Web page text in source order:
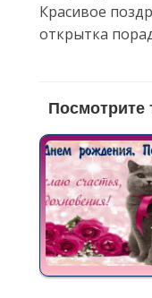
Красивое
открытка
Посмотрите